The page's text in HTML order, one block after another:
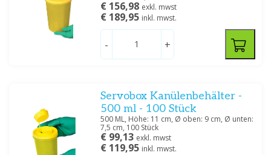
€ 156,98 exkl. mwst
€ 189,95 inkl. mwst.
- +
Servobox Kanülenbehälter -
500 ml - 100 Stück
500 ML, Höhe: 11 cm, Ø oben: 9 cm, Ø unten:
7,5 cm, 100 Stück
€ 99,13 exkl. mwst
€ 119,95 inkl. mwst.